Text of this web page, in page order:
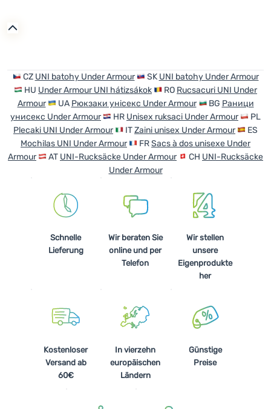
CZ UNI batohy Under Armour SK UNI batohy Under Armour
HU Under Armour UNI hátizsákok RO Rucsacuri UNI Under
Armour
UA Рюкзаки унісекс Under Armour BG Раници
унисекс Under Armour
HR Unisex ruksaci Under Armour
PL
Plecaki UNI Under Armour
ITZaini unisex Under Armour
ES
Mochilas UNI Under Armour
FRSacs à dos unisexe Under
Armour
AT UNI-Rucksäcke Under Armour CH UNI-Rucksäcke
Under Armour
Schnelle
Lieferung
Wir beraten Sie
online und per
Telefon
Wir stellen
unsere
Eigenprodukte
her
Kostenloser
Versand ab
60€
In vierzehn
europäischen
Ländern
Günstige
Preise